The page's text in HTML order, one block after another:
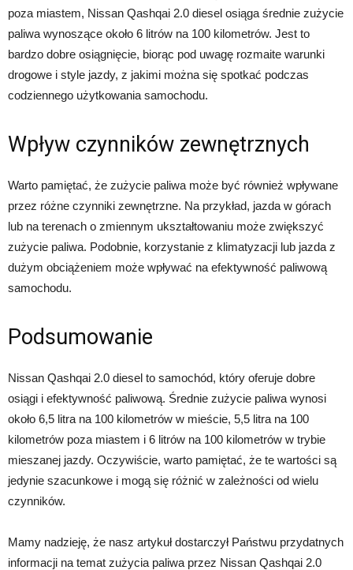
poza miastem, Nissan Qashqai 2.0 diesel osiąga średnie zużycie
paliwa wynoszące około 6 litrów na 100 kilometrów. Jest to
bardzo dobre osiągnięcie, biorąc pod uwagę rozmaite warunki
drogowe i style jazdy, z jakimi można się spotkać podczas
codziennego użytkowania samochodu.
Wpływ czynników zewnętrznych
Warto pamiętać, że zużycie paliwa może być również wpływane
przez różne czynniki zewnętrzne. Na przykład, jazda w górach
lub na terenach o zmiennym ukształtowaniu może zwiększyć
zużycie paliwa. Podobnie, korzystanie z klimatyzacji lub jazda z
dużym obciążeniem może wpływać na efektywność paliwową
samochodu.
Podsumowanie
Nissan Qashqai 2.0 diesel to samochód, który oferuje dobre
osiągi i efektywność paliwową. Średnie zużycie paliwa wynosi
około 6,5 litra na 100 kilometrów w mieście, 5,5 litra na 100
kilometrów poza miastem i 6 litrów na 100 kilometrów w trybie
mieszanej jazdy. Oczywiście, warto pamiętać, że te wartości są
jedynie szacunkowe i mogą się różnić w zależności od wielu
czynników.
Mamy nadzieję, że nasz artykuł dostarczył Państwu przydatnych
informacji na temat zużycia paliwa przez Nissan Qashqai 2.0